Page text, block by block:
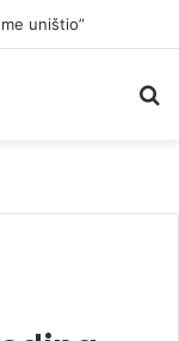
uništio”